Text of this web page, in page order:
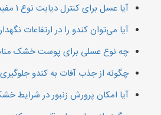
آیا عسل برای کنترل دیابت نوع ۱ مفید است
آیا می‌توان کندو را در ارتفاعات
چه نوع عسلی برای پوست خشک
چگونه از جذب آفات به کندو
آیا امکان پرورش زنبور در شرایط